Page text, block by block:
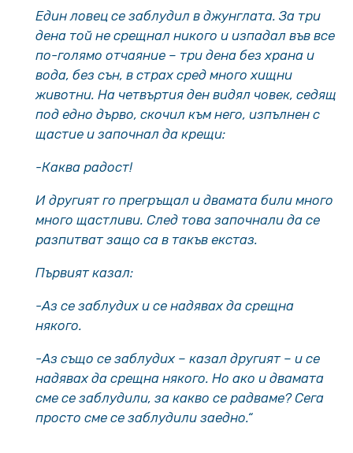
Един ловец се заблудил в джунглата. За три
дена той не срещнал никого и изпадал във все
по-голямо отчаяние – три дена без храна и
вода, без сън, в страх сред много хищни
животни. На четвъртия ден видял човек, седящ
под едно дърво, скочил към него, изпълнен с
щастие и започнал да крещи:
-Каква радост!
И другият го прегръщал и двамата били много
много щастливи. След това започнали да се
разпитват защо са в такъв екстаз.
Първият казал:
-Аз се заблудих и се надявах да срещна
някого.
-Аз също се заблудих – казал другият – и се
надявах да срещна някого. Но ако и двамата
сме се заблудили, за какво се радваме? Сега
просто сме се заблудили заедно.“